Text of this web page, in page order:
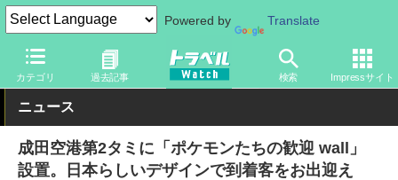
Powered by Translate
カテゴリ 過去記事 検索 Impressサイト
トラベル Watch 旅の方法 空旅 空港
ニュース
成田空港第2タミに「ポケモンたちの歓迎 wall」
設置。日本らしいデザインで到着客をお出迎え